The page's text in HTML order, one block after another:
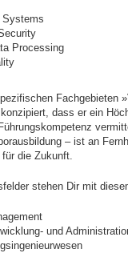
Systems
Processing
Fachgebieten
dass er ein
– ist an
die Zukunft.
stehen Dir mit
und